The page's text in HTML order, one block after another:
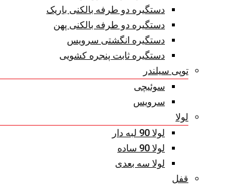
دستگیره دو طرفه بالکنی باریک
دستگیره دو طرفه بالکنی پهن
دستگیره انگشتی سرویس
دستگیره ثابت پنجره کشویی
توپی سیلندر
سوئیچی
سرویس
لولا
لولا 90 لبه دار
لولا 90 ساده
لولا سه بعدی
قفل